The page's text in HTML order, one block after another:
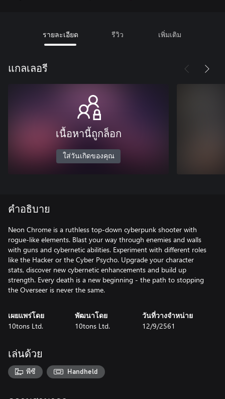
รายละเอียด รีวิว เพิ่มเติม
แกลเลอรี
เนื้อหานี้ถูกล็อก
ใส่วันเกิดของคุณ
คำอธิบาย
Neon Chrome is a ruthless top-down cyberpunk shooter with
rogue-like elements. Blast your way through enemies and walls
with guns and cybernetic abilities. Experiment with different roles
like the Hacker or the Cyber Psycho. Upgrade your character
stats, discover new cybernetic enhancements and build up
strength. Every death is a new beginning - the path to stopping
the Overseer is never the same.
เผยแพร่โดย
10tons Ltd.
พัฒนาโดย
10tons Ltd.
วันที่วางจำหน่าย
12/9/2561
เล่นด้วย
พีซี Handheld